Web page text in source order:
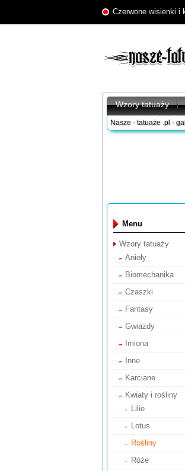
Czerwone wisienki i
Wzory tatuaży
Nasze - tatuaże .pl -
Menu
Wzory tatuaży
Anioły
Biomechanika
Czaszki
Fantasy
Gwiazdy
Imiona
Inne
Karciane
Kwiaty i rośliny
Lilie
Lotus
Rośliny
Róże